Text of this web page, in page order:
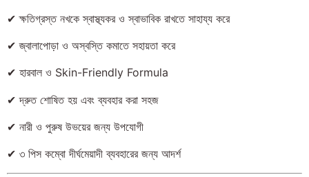
✔ ক্ষতিগ্রস্ত নখকে স্বাস্থ্যকর ও স্বাভাবিক রাখতে সাহায্য করে
✔ জ্বালাপোড়া ও অস্বস্তি কমাতে সহায়তা করে
✔ হারবাল ও Skin-Friendly Formula
✔ দ্রুত শোষিত হয় এবং ব্যবহার করা সহজ
✔ নারী ও পুরুষ উভয়ের জন্য উপযোগী
✔ ৩ পিস কম্বো দীর্ঘমেয়াদী ব্যবহারের জন্য আদর্শ